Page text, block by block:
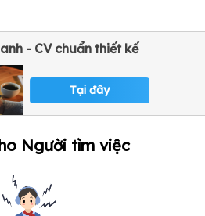
- CV chuẩn thiết kế
Tại đây
Người tìm việc